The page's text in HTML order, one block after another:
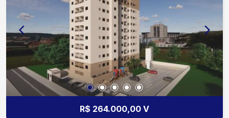
R$ 264.000,00 V